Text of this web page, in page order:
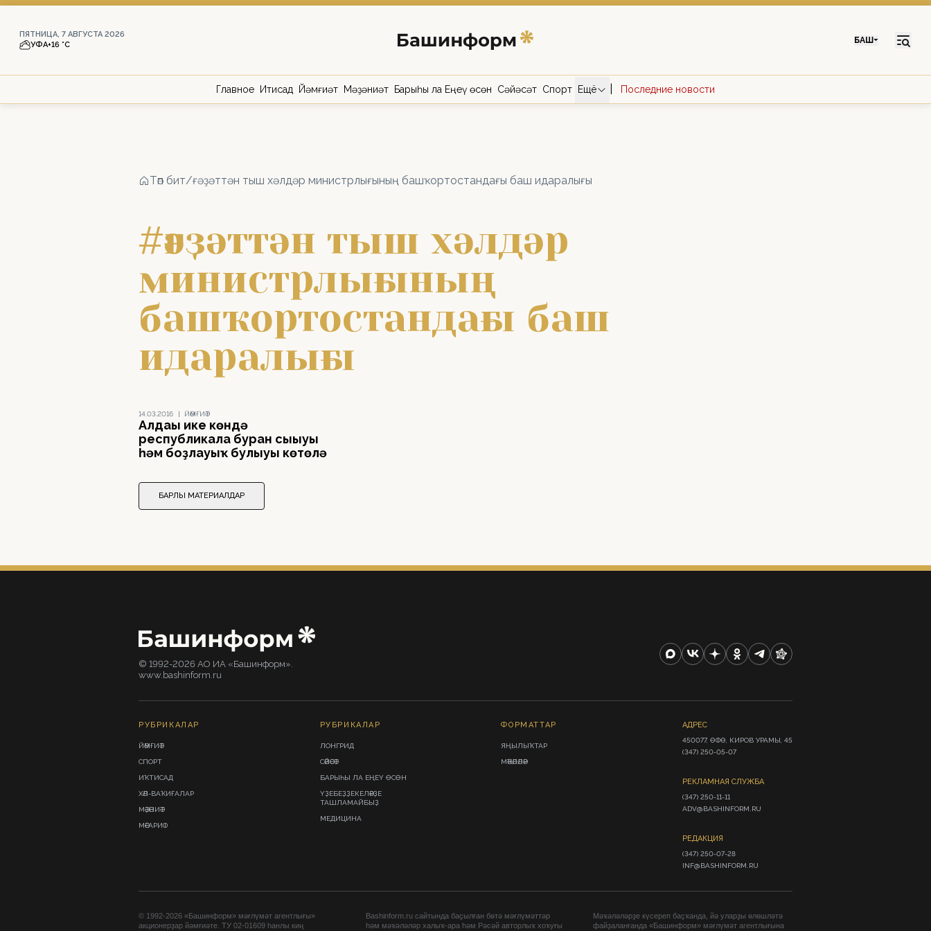
ПЯТНИЦА, 7 АВГУСТА 2026
УФА+16 °С БАШ
Главное Иҡтисад Йәмғиәт Мәҙәниәт Барыһы ла Еңеү өсөн Сәйәсәт Спорт Ещё Последние новости
Төп бит/ғәҙәттән тыш хәлдәр министрлығының башҡортостандағы баш идаралығы
#ғәҙәттән тыш хәлдәр
министрлығының
башҡортостандағы баш
идаралығы
14.03.2016 | ЙӘМҒИӘТ
Алдағы ике көндә
республикала буран сығыуы
һәм боҙлауыҡ булыуы көтөлә
БАРЛЫҠ МАТЕРИАЛДАР
© 1992-2026 АО ИА «Башинформ».
www.bashinform.ru
РУБРИКАЛАР
ЙӘМҒИӘТ
СПОРТ
ИҠТИСАД
ХӘЛ-ВАҠИҒАЛАР
МӘҘӘНИӘТ
МӘҒАРИФ
РУБРИКАЛАР
ЛОНГРИД
СӘЙӘСӘТ
БАРЫҺЫ ЛА ЕҢЕҮ ӨСӨН
ҮҘЕБЕҘҘЕКЕЛӘРҘЕ
ТАШЛАМАЙБЫҘ
МЕДИЦИНА
ФОРМАТТАР
ЯҢЫЛЫҠТАР
МӘҠӘЛӘЛӘР
АДРЕС
450077, ӨФӨ, КИРОВ УРАМЫ, 45
(347) 250-05-07
РЕКЛАМНАЯ СЛУЖБА
(347) 250-11-11
ADV@BASHINFORM.RU
РЕДАКЦИЯ
(347) 250-07-28
INF@BASHINFORM.RU
© 1992-2026 «Башинформ» мәғлүмәт агентлығы»
акционерҙар йәмғиәте. ТУ 02-01609 һанлы киң
Bashinform.ru сайтында баҫылған бөтә мәғлүмәттәр
һәм мәҡәләләр халыҡ-ара һәм Рәсәй авторлыҡ хоҡуғы
Мәҡәләләрҙе күсереп баҫҡанда, йә уларҙы өлөшләтә
файҙаланғанда «Башинформ» мәғлүмәт агентлығына